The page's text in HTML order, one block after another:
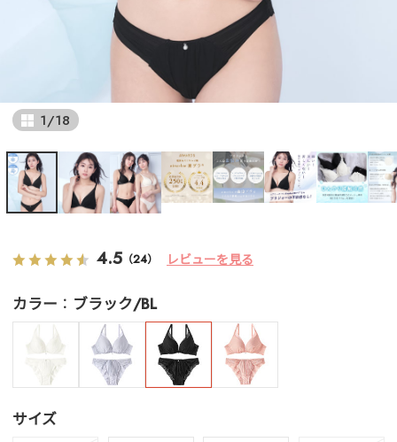
1/18
4.5 （24） レビューを見る
カラー ブラック/BL
サイズ